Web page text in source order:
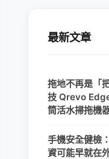
最新文章
拖地不再是「
技 Qrevo
筒活水掃拖機
手機安全健檢
資可能早就在